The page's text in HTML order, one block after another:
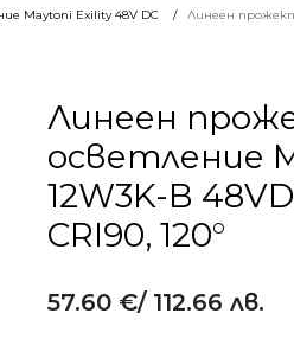
Maytoni Exility 48V DC Линеен
Линеен
осветление
12W3K-B
CRI90, 120°
57.60 €/ 112.66 лв.